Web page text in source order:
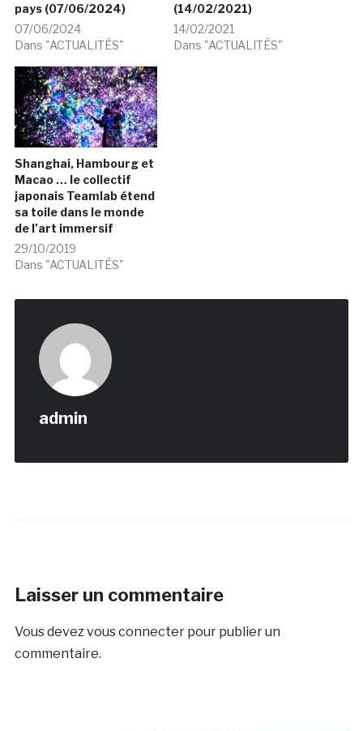
pays (07/06/2024)
07/06/2024
Dans "ACTUALITÉS"
(14/02/2021)
14/02/2021
Dans "ACTUALITÉS"
Shanghai, Hambourg et
Macao … le collectif
japonais Teamlab étend
sa toile dans le monde
de l’art immersif
29/10/2019
Dans "ACTUALITÉS"
admin
Laisser un commentaire
Vous devezvous connecterpour publier un
commentaire.